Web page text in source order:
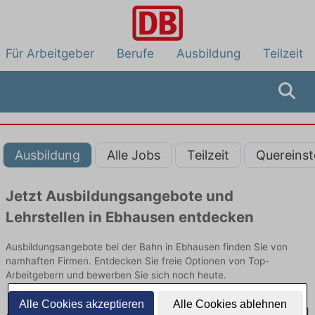
Alle Cookies akzeptieren Alle Cookies ablehnen
Für Arbeitgeber Berufe Ausbildung Teilzeit
Ausbildung Alle Jobs Teilzeit
Jetzt Ausbildungsangebote und
Lehrstellen in Ebhausen entdecken
Ausbildungsangebote bei der Bahn in Ebhausen finden Sie von
namhaften Firmen. Entdecken Sie freie Optionen von Top-
Arbeitgebern und bewerben Sie sich noch heute.